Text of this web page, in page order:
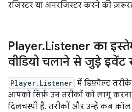
रजिस्टर या अनरजिस्टर करने की
Player.Listener का
वीडियो चलाने से जुड़े इवेंट
Player.Listener में डिफ़ॉल्ट
आपको सिर्फ़ उन तरीकों को लागू
दिलचस्पी है. तरीकों और उन्हें कब